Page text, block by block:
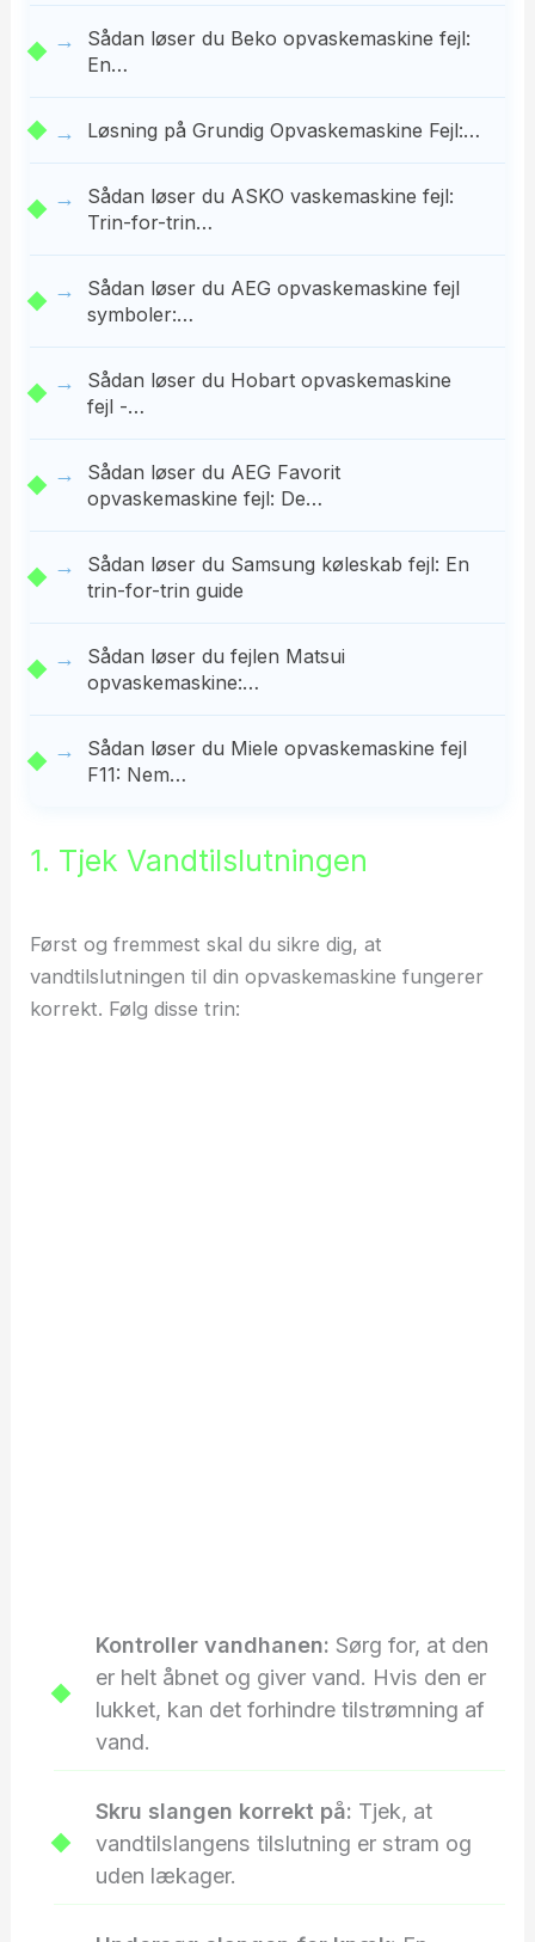
Sådan løser du Beko opvaskemaskine fejl:
En…
Løsning på Grundig Opvaskemaskine Fejl:…
Sådan løser du ASKO vaskemaskine fejl:
Trin-for-trin…
Sådan løser du AEG opvaskemaskine fejl
symboler:…
Sådan løser du Hobart opvaskemaskine
fejl -…
Sådan løser du AEG Favorit
opvaskemaskine fejl: De…
Sådan løser du Samsung køleskab fejl: En
trin-for-trin guide
Sådan løser du fejlen Matsui
opvaskemaskine:…
Sådan løser du Miele opvaskemaskine fejl
F11: Nem…
1. Tjek Vandtilslutningen
Først og fremmest skal du sikre dig, at
vandtilslutningen til din opvaskemaskine fungerer
korrekt. Følg disse trin:
Kontroller vandhanen: Sørg for, at den
er helt åbnet og giver vand. Hvis den er
lukket, kan det forhindre tilstrømning af
vand.
Skru slangen korrekt på: Tjek, at
vandtilslangens tilslutning er stram og
uden lækager.